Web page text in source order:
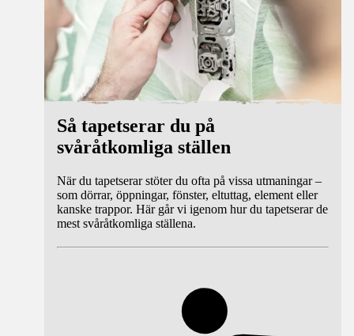
Så tapetserar du på
svåråtkomliga ställen
När du tapetserar stöter du ofta på vissa utmaningar –
som dörrar, öppningar, fönster, eltuttag, element eller
kanske trappor. Här går vi igenom hur du tapetserar de
mest svåråtkomliga ställena.